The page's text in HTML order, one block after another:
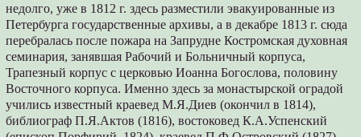
недолго, уже в 1812 г. здесь разместили эвакуированные из
Петербурга государственные архивы, а в декабре 1813 г. сюда
перебралась после пожара на Запрудне Костромская духовная
семинария, занявшая Рабочий и Больничный корпуса,
Трапезный корпус с церковью Иоанна Богослова, половину
Восточного корпуса. Именно здесь за монастырской оградой
учились известный краевед М.Я.Диев (окончил в 1814),
библиограф П.Я.Актов (1816), востоковед К.А.Успенский